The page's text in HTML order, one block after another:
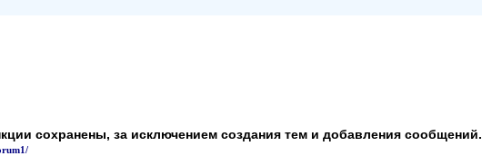
сохранены, за исключением создания тем и добавления сообщений.